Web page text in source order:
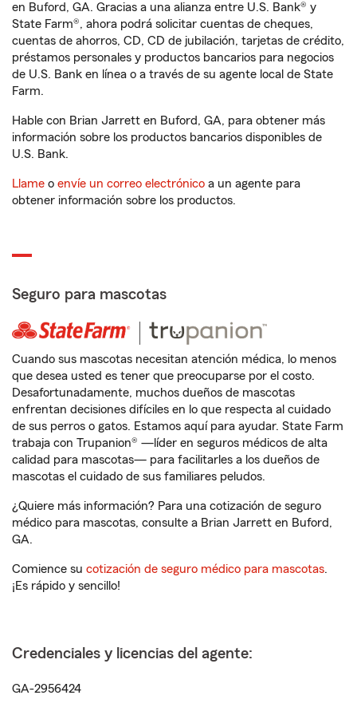
en Buford, GA. Gracias a una alianza entre U.S. Bank® y
State Farm®, ahora podrá solicitar cuentas de cheques,
cuentas de ahorros, CD, CD de jubilación, tarjetas de crédito,
préstamos personales y productos bancarios para negocios
de U.S. Bank en línea o a través de su agente local de State
Farm.
Hable con Brian Jarrett en Buford, GA, para obtener más
información sobre los productos bancarios disponibles de
U.S. Bank.
Llame o envíe un correo electrónico a un agente para
obtener información sobre los productos.
Seguro para mascotas
Cuando sus mascotas necesitan atención médica, lo menos
que desea usted es tener que preocuparse por el costo.
Desafortunadamente, muchos dueños de mascotas
enfrentan decisiones difíciles en lo que respecta al cuidado
de sus perros o gatos. Estamos aquí para ayudar. State Farm
trabaja con Trupanion® —líder en seguros médicos de alta
calidad para mascotas— para facilitarles a los dueños de
mascotas el cuidado de sus familiares peludos.
¿Quiere más información? Para una cotización de seguro
médico para mascotas, consulte a Brian Jarrett en Buford,
GA.
Comience su cotización de seguro médico para mascotas.
¡Es rápido y sencillo!
Credenciales y licencias del agente:
GA-2956424